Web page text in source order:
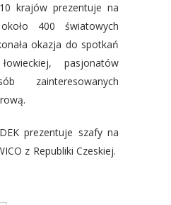
krajów prezentuje na
400 światowych
okazja do spotkań
pasjonatów
zainteresowanych
prezentuje szafy na
z Republiki Czeskiej.